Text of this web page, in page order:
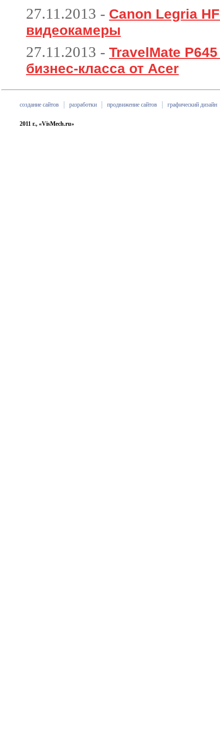
27.11.2013 - Canon Legria
видеокамеры
27.11.2013 - TravelMate
бизнес-класса от Acer
создание сайтов разработки продвижение сайтов графический дизайн
2011 г., «VisMech.ru»